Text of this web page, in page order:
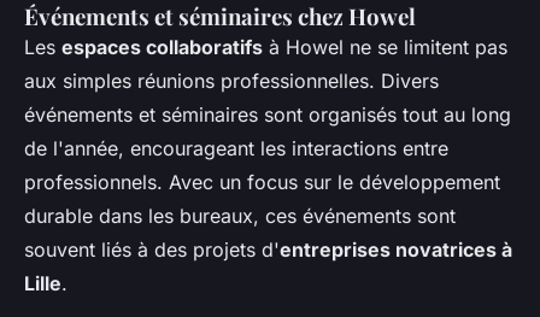
Événements et séminaires chez Howel
Les espaces collaboratifs à Howel ne se limitent pas
aux simples réunions professionnelles. Divers
événements et séminaires sont organisés tout au long
de l'année, encourageant les interactions entre
professionnels. Avec un focus sur le développement
durable dans les bureaux, ces événements sont
souvent liés à des projets d'entreprises novatrices à
Lille.